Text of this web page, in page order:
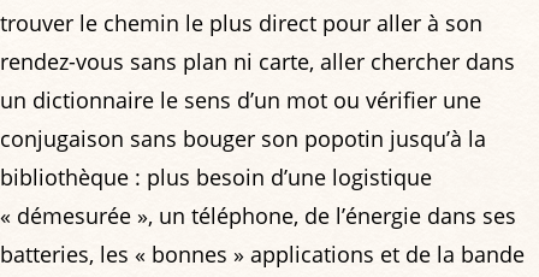
trouver le chemin le plus direct pour aller à son
rendez-vous sans plan ni carte, aller chercher dans
un dictionnaire le sens d’un mot ou vérifier une
conjugaison sans bouger son popotin jusqu’à la
bibliothèque : plus besoin d’une logistique
« démesurée », un téléphone, de l’énergie dans ses
batteries, les « bonnes » applications et de la bande